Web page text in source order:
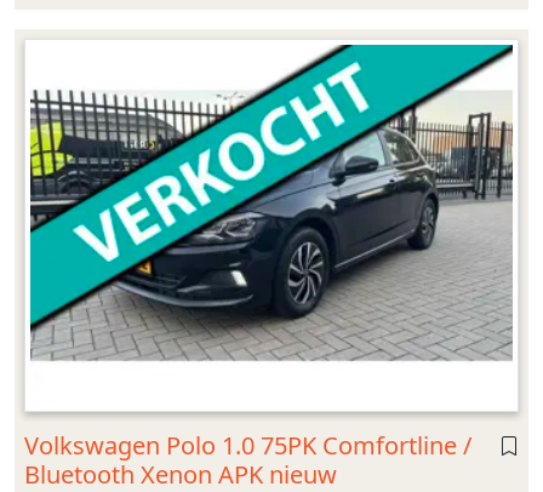
Volkswagen Polo 1.0 75PK Comfortline /
Bluetooth Xenon APK nieuw